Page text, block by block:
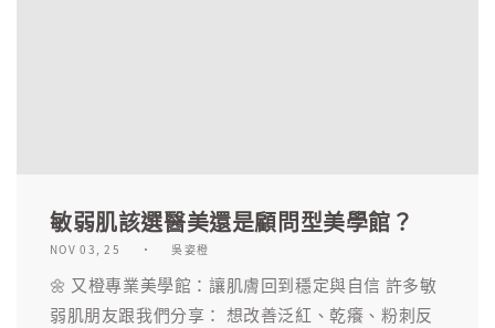
敏弱肌該選醫美還是顧問型美學館？
NOV 03, 25 吳姿橙
🌼 又橙專業美學館：讓肌膚回到穩定與自信 許多敏
弱肌朋友跟我們分享： 想改善泛紅、乾癢、粉刺反